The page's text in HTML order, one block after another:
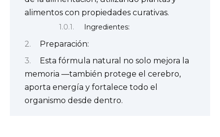
alimentos con propiedades curativas.
Ingredientes:
Preparación:
Esta fórmula natural no solo mejora la
memoria —también protege el cerebro,
aporta energía y fortalece todo el
organismo desde dentro.